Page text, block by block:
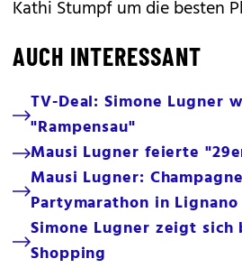
Kathi Stumpf um die besten
AUCH INTERESSANT
TV-Deal: Simone Lugner
"Rampensau"
Mausi Lugner feierte
Mausi Lugner:
Partymarathon in Lignano
Simone Lugner zeigt
Shopping